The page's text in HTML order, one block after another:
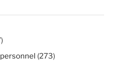
(273)